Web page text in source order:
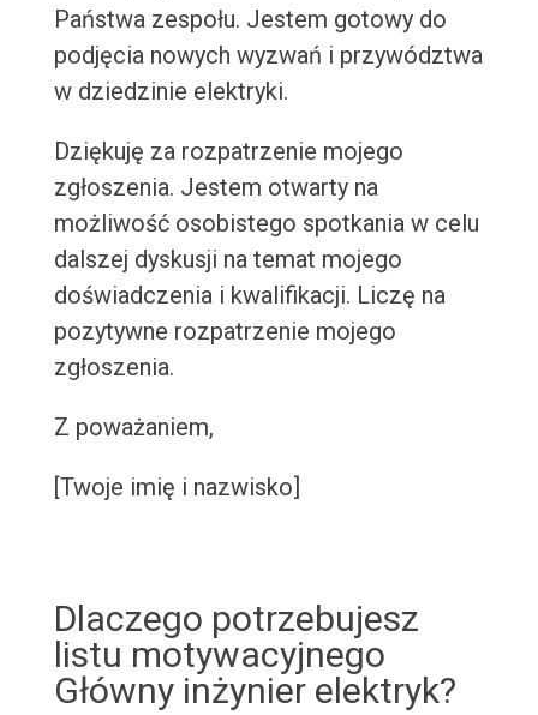
Państwa zespołu. Jestem gotowy do
podjęcia nowych wyzwań i przywództwa
w dziedzinie elektryki.
Dziękuję za rozpatrzenie mojego
zgłoszenia. Jestem otwarty na
możliwość osobistego spotkania w celu
dalszej dyskusji na temat mojego
doświadczenia i kwalifikacji. Liczę na
pozytywne rozpatrzenie mojego
zgłoszenia.
Z poważaniem,
[Twoje imię i nazwisko]
Dlaczego potrzebujesz
listu motywacyjnego
Główny inżynier elektryk?